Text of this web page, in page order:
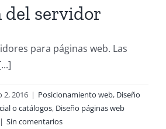
del servidor
para páginas web. Las
2, 2016 | Posicionamiento web, Diseño
o catálogos, Diseño páginas web
| Sin comentarios